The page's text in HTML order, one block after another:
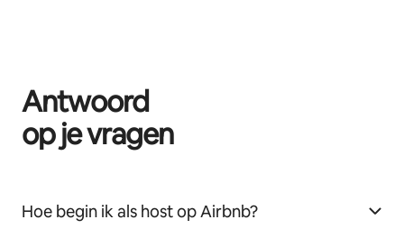
Antwoord
op je vragen
Hoe begin ik als host op Airbnb?